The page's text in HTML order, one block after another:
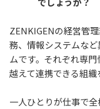
ZENKIGENの経営管
務、情報システムな
ムです。それぞれ専
越えて連携できる組織
一人ひとりが仕事で